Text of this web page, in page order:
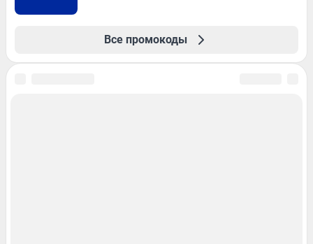
Все промокоды